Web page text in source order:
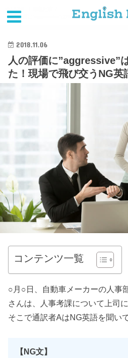
人の評価に”aggressive”はNG【通訳者は聞いた！現
2018.11.06
人の評価に”aggressive”
た！現場で飛び交うNG英
コンテンツ一覧
○月○日、自動車メーカーの人事
さんは、人事考課について上司
そこで通訳者AはNG英語を聞い
【NG文】